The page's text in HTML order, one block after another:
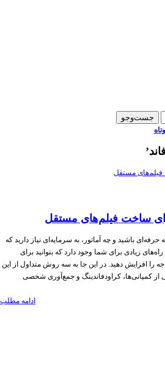
ساخت فیلم‌های مستقل
باشید و چه آماتور، به سرمایه‌ای نیاز دارید که
راه‌های زیادی برای شما وجود دارد که بتوانید برای
را افزایش دهید. در این جا به سه روش متداول از این
کمپانی‌ها، کراودفاندینگ و جمع‌آوری شخصی
ادامه مطلب